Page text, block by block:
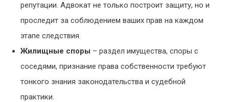
репутации. Адвокат не только построит защиту, но и
проследит за соблюдением ваших прав на каждом
этапе следствия.
Жилищные споры – раздел имущества, споры с
соседями, признание права собственности требуют
тонкого знания законодательства и судебной
практики.